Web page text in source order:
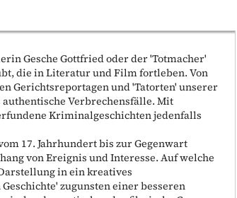
Gesche Gottfried oder der 'Totmacher'
die in Literatur und Film fortleben. Von
Gerichtsreportagen und 'Tatorten' unserer
Verbrechensfälle. Mit
Kriminalgeschichten jedenfalls
17. Jahrhundert bis zur Gegenwart
von Ereignis und Interesse. Auf welche
in ein kreatives
zugunsten einer besseren